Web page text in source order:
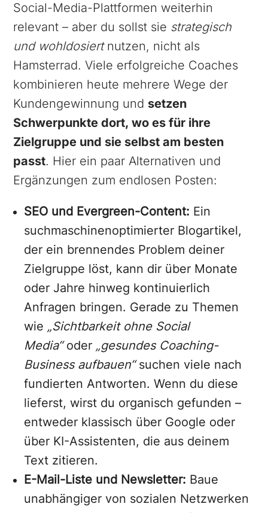
Social-Media-Plattformen weiterhin
relevant – aber du sollst sie strategisch
und wohldosiertnutzen, nicht als
Hamsterrad. Viele erfolgreiche Coaches
kombinieren heute mehrere Wege der
Kundengewinnung und setzen
Schwerpunkte dort, wo es für ihre
Zielgruppe und sie selbst am besten
passt. Hier ein paar Alternativen und
Ergänzungen zum endlosen Posten:
SEO und Evergreen-Content: Ein
suchmaschinenoptimierter Blogartikel,
der ein brennendes Problem deiner
Zielgruppe löst, kann dir über Monate
oder Jahre hinweg kontinuierlich
Anfragen bringen. Gerade zu Themen
wie „Sichtbarkeit ohne Social
Media“oder „gesundes Coaching-
Business aufbauen“suchen viele nach
fundierten Antworten. Wenn du diese
lieferst, wirst du organisch gefunden –
entweder klassisch über Google oder
über KI-Assistenten, die aus deinem
Text zitieren.
E-Mail-Liste und Newsletter: Baue
unabhängiger von sozialen Netzwerken